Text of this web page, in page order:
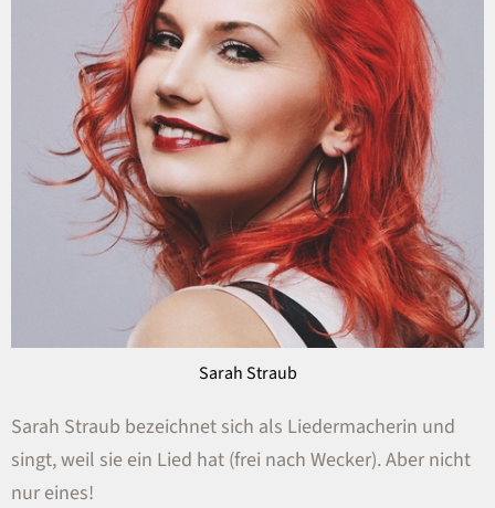
Sarah Straub
Sarah Straub bezeichnet sich als Liedermacherin und
singt, weil sie ein Lied hat (frei nach Wecker). Aber nicht
nur eines!